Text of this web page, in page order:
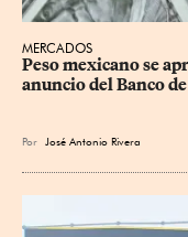
MERCADOS
Peso mexicano se
anuncio del Banco
Por José Antonio Rivera